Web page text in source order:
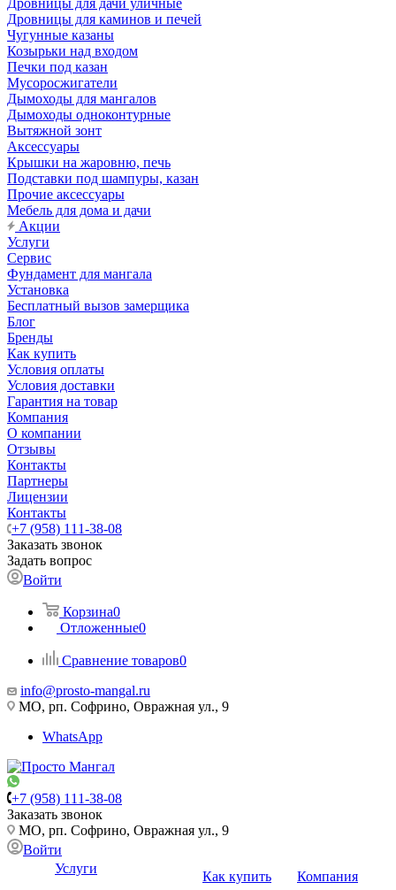
Дровницы для дачи уличные
Дровницы для каминов и печей
Чугунные казаны
Козырьки над входом
Печки под казан
Мусоросжигатели
Дымоходы для мангалов
Дымоходы одноконтурные
Вытяжной зонт
Аксессуары
Крышки на жаровню, печь
Подставки под шампуры, казан
Прочие аксессуары
Мебель для дома и дачи
Акции
Услуги
Сервис
Фундамент для мангала
Установка
Бесплатный вызов замерщика
Блог
Бренды
Как купить
Условия оплаты
Условия доставки
Гарантия на товар
Компания
О компании
Отзывы
Контакты
Партнеры
Лицензии
Контакты
+7 (958) 111-38-08
Заказать звонок
Задать вопрос
Войти
Корзина0
Отложенные0
Сравнение товаров0
info@prosto-mangal.ru
МО, рп. Софрино, Овражная ул., 9
WhatsApp
+7 (958) 111-38-08
Заказать звонок
МО, рп. Софрино, Овражная ул., 9
Войти
Услуги
Как купить
Компания